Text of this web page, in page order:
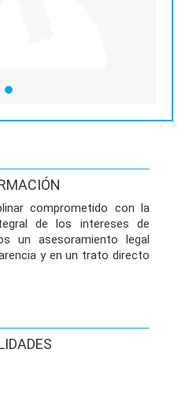
comprometido con la
de los intereses de
un asesoramiento legal
y en un trato directo
y dedicación para
en diversas áreas del
la máxima confidencialidad
la abogacía como un
quienes depositan su